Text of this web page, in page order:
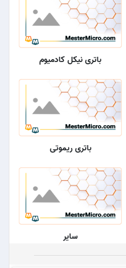
باتری نیکل کادمیوم
باتری ریموتی
سایر